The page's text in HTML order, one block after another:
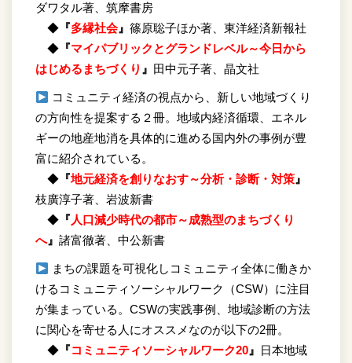
ダワタル著、筑摩書房
◆ 『多縁社会』 篠原聡子ほか著、東洋経済新報社
◆ 『マイパブリックとグランドレベル～今日から
はじめるまちづくり 』 田中元子著、晶文社
コミュニティ経済の視点から、新しい地域づくり
の方向性を提案する２冊。地域内経済循環、エネル
ギーの地産地消を具体的に進める国内外の事例が豊
富に紹介されている。
◆ 『地元経済を創りなおす～分析・診断・対策 』
枝廣淳子著、岩波新書
◆ 『 人口減少時代の都市～成熟型のまちづくり
へ』 諸富徹著、中公新書
まちの課題を可視化しコミュニティ全体に働きか
けるコミュニティソーシャルワーク（CSW）に注目
が集まっている。CSWの実践事例、地域診断の方法
に関心を寄せる人にオススメなのが以下の2冊。
◆ 『コミュニティソーシャルワーク20 』 日本地域